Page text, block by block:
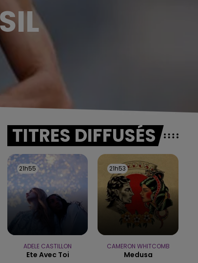
TITRES DIFFUSÉS
21h55
21h55
ADELE CASTILLON
Ete Avec Toi
21h53
21h53
CAMERON WHITCOMB
Medusa